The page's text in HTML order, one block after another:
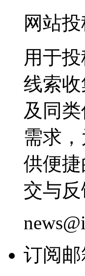
网站
用于
线索
及同
需求
供便
交与反
订阅邮